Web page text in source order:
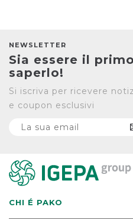
NEWSLETTER
Sia essere il
saperlo!
Si iscriva per ricevere
e coupon esclusivi
CHI É PAKO